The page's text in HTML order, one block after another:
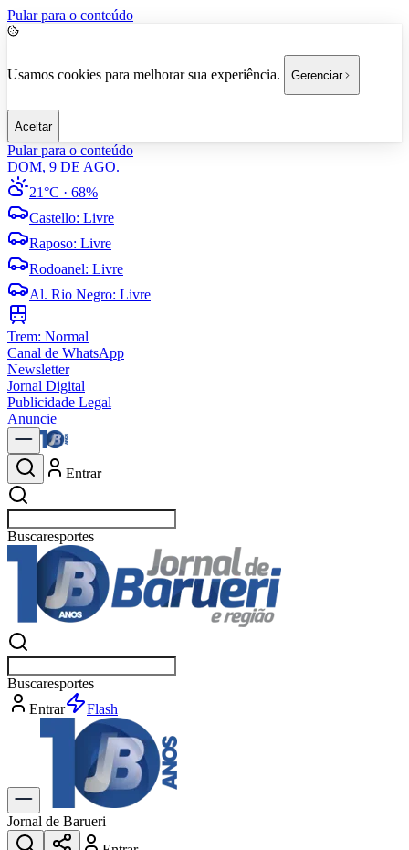
Pular para o conteúdo
Usamos cookies para melhorar sua experiência. Gerenciar
Aceitar
Pular para o conteúdo
DOM, 9 DE AGO.
21°C · 68%
Castello: Livre
Raposo: Livre
Rodoanel: Livre
Al. Rio Negro: Livre
Trem: Normal
Canal de WhatsApp
Newsletter
Jornal Digital
Publicidade Legal
Anuncie
Entrar
Buscaresportes
Buscaresportes
Entrar
Flash
Jornal de Barueri